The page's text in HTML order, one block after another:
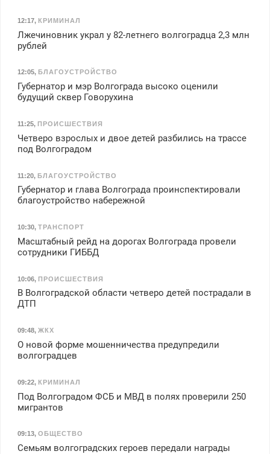
12:17, КРИМИНАЛ
Лжечиновник украл у 82-летнего волгоградца 2,3 млн
рублей
12:05, БЛАГОУСТРОЙСТВО
Губернатор и мэр Волгограда высоко оценили
будущий сквер Говорухина
11:25, ПРОИСШЕСТВИЯ
Четверо взрослых и двое детей разбились на трассе
под Волгоградом
11:20, БЛАГОУСТРОЙСТВО
Губернатор и глава Волгограда проинспектировали
благоустройство набережной
10:30, ТРАНСПОРТ
Масштабный рейд на дорогах Волгограда провели
сотрудники ГИББД
10:06, ПРОИСШЕСТВИЯ
В Волгоградской области четверо детей пострадали в
ДТП
09:48, ЖКХ
О новой форме мошенничества предупредили
волгоградцев
09:22, КРИМИНАЛ
Под Волгоградом ФСБ и МВД в полях проверили 250
мигрантов
09:13, ОБЩЕСТВО
Семьям волгоградских героев передали награды